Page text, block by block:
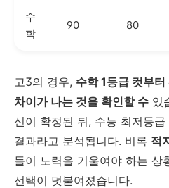
수
학
90 80
고3의 경우, 수학 1등급 컷부
차이가 나는 것을 확인할 수 있
신이 확정된 뒤, 수능 최저등
결과라고 분석됩니다. 비록 적
들이 노력을 기울여야 하는 상
선택이 덧붙여졌습니다.